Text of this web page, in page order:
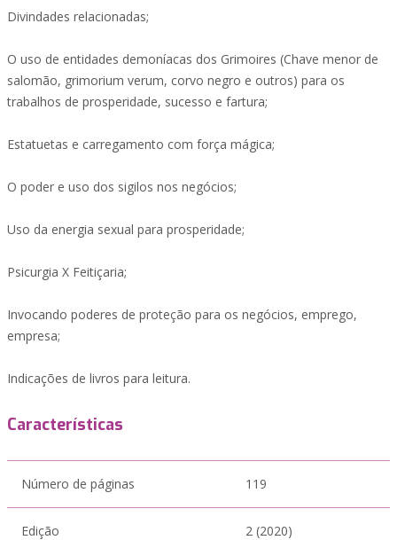
Divindades relacionadas;
O uso de entidades demoníacas dos Grimoires (Chave menor de
salomão, grimorium verum, corvo negro e outros) para os
trabalhos de prosperidade, sucesso e fartura;
Estatuetas e carregamento com força mágica;
O poder e uso dos sigilos nos negócios;
Uso da energia sexual para prosperidade;
Psicurgia X Feitiçaria;
Invocando poderes de proteção para os negócios, emprego,
empresa;
Indicações de livros para leitura.
Características
Número de páginas 119
Edição 2 (2020)